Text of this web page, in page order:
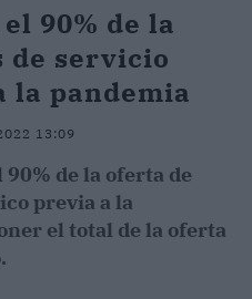
90% de la
de servicio
la pandemia
13:09
de la oferta de
previa a la
el total de la oferta